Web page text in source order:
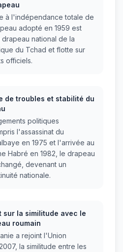
à l'indépendance totale de
adopté en 1959 est
national de la
du Tchad et flotte sur
officiels.
de troubles et stabilité du
politiques
l'assassinat du
en 1975 et l'arrivée au
Habré en 1982, le drapeau
devenant un
nationale.
sur la similitude avec le
roumain
a rejoint l'Union
la similitude entre les